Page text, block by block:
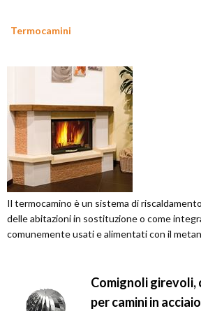
Termocamini
Il termocamino è un sistema di
delle abitazioni in sostituzione o come
comunemente usati e alimentati con il
Comignoli girevoli,
per camini in